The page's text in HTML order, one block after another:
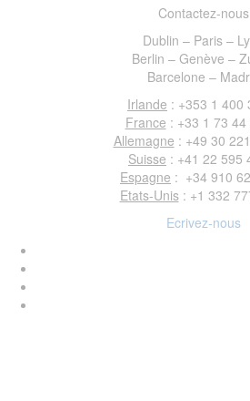
Contactez-nous
Dublin – Paris –
Berlin – Genève –
Barcelone –
Irlande : +353 1 400
France : +33 1 73 44
Allemagne : +49 30
Suisse : +41 22 595
Espagne : +34 910
Etats-Unis: +1 332
Ecrivez-nous